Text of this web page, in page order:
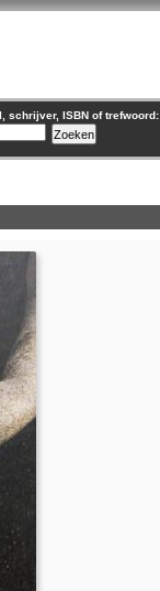
schrijver, ISBN of trefwoord: